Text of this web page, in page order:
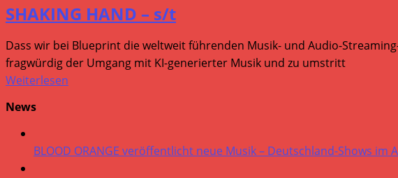
SHAKING HAND – s/t
Dass wir bei Blueprint die weltweit führenden Musik- und Audio-
fragwürdig der Umgang mit KI-generierter Musik und zu umstritt
Weiterlesen
News
BLOOD ORANGE veröffentlicht neue Musik – Deutschland-Shows im